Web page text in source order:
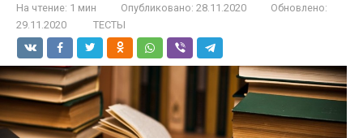
На чтение: 1 мин Опубликовано: 28.11.2020
Обновлено:
29.11.2020
ТЕСТЫ